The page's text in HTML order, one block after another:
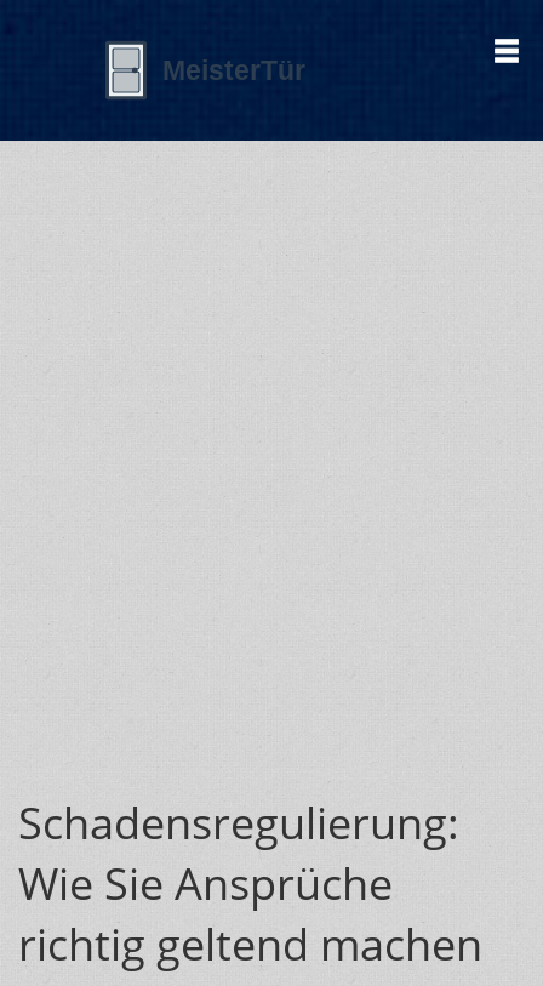
Schadensregulierung:
Wie Sie Ansprüche
richtig geltend machen